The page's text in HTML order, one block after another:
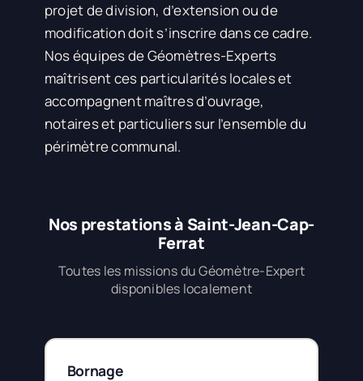
projet de division, d’extension ou de
modification doit s’inscrire dans ce cadre.
Nos équipes de Géomètres-Experts
maîtrisent ces particularités locales et
accompagnent maîtres d’ouvrage,
notaires et particuliers sur l’ensemble du
périmètre communal.
Nos prestations à Saint-Jean-Cap-
Ferrat
Toutes les missions du Géomètre-Expert
disponibles localement
Bornage